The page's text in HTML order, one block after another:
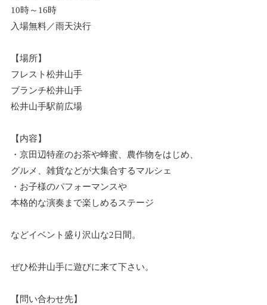
10時～16時
入場無料／雨天決行
【場所】
フレスト松井山手
ブランチ松井山手
松井山手駅前広場
【内容】
・京田辺特産のお茶や蜂蜜、農作物をはじめ、
グルメ、雑貨などが大集合するマルシェ
・お子様のパフォーマンスや
本格的な演奏まで楽しめるステージ
などイベント盛り沢山な2日間。
ぜひ松井山手に遊びに来て下さい。
【問い合わせ先】